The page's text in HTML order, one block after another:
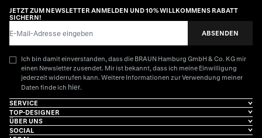
JETZT ZUM NEWSLETTER ANMELDEN UND 10% WILLKOMMENS RABATT
SICHERN!
ABSENDEN
Ich bin damit einverstanden, dass die BRAUN Hamburg GmbH & Co. KG mir
einen Newsletter zusendet. Mir ist bekannt, dass ich meine Einwilligung
jederzeit widerrufen kann. Weitere Informationen zur Verwendung meiner
Daten finde ich hier.
SERVICE
TOP-DESIGNER
ÜBER UNS
SOCIAL